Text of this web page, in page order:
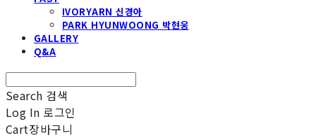
IVORYARN 신경아
PARK HYUNWOONG 박현웅
GALLERY
Q&A
Search 검색
Log In 로그인
Cart장바구니